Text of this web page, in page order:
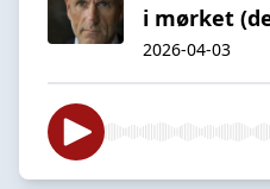
i mørket
2026-04-03